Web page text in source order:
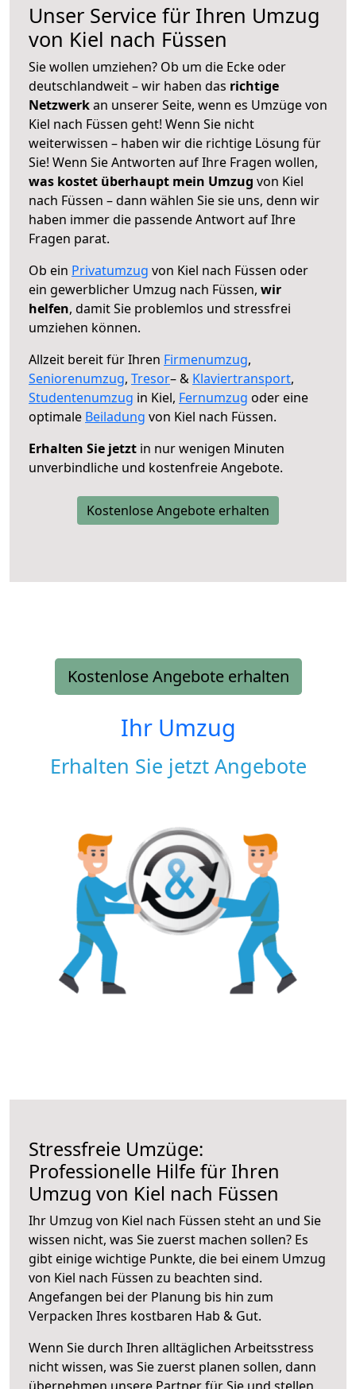
Unser Service für Ihren Umzug
von Kiel nach Füssen
Sie wollen umziehen? Ob um die Ecke oder
deutschlandweit – wir haben das richtige
Netzwerkan unserer Seite, wenn es Umzüge von
Kiel nach Füssen geht! Wenn Sie nicht
weiterwissen – haben wir die richtige Lösung für
Sie! Wenn Sie Antworten auf Ihre Fragen wollen,
was kostet überhaupt mein Umzug von Kiel
nach Füssen – dann wählen Sie sie uns, denn wir
haben immer die passende Antwort auf Ihre
Fragen parat.
Ob ein Privatumzug von Kiel nach Füssen oder
ein gewerblicher Umzug nach Füssen, wir
helfen, damit Sie problemlos und stressfrei
umziehen können.
Allzeit bereit für Ihren Firmenumzug,
Seniorenumzug, Tresor– & Klaviertransport,
Studentenumzug in Kiel, Fernumzug oder eine
optimale Beiladung von Kiel nach Füssen.
Erhalten Sie jetzt in nur wenigen Minuten
unverbindliche und kostenfreie Angebote.
Kostenlose Angebote erhalten
Kostenlose Angebote erhalten
Ihr Umzug
Erhalten Sie jetzt Angebote
Stressfreie Umzüge:
Professionelle Hilfe für Ihren
Umzug von Kiel nach Füssen
Ihr Umzug von Kiel nach Füssen steht an und Sie
wissen nicht, was Sie zuerst machen sollen? Es
gibt einige wichtige Punkte, die bei einem Umzug
von Kiel nach Füssen zu beachten sind.
Angefangen bei der Planung bis hin zum
Verpacken Ihres kostbaren Hab & Gut.
Wenn Sie durch Ihren alltäglichen Arbeitsstress
nicht wissen, was Sie zuerst planen sollen, dann